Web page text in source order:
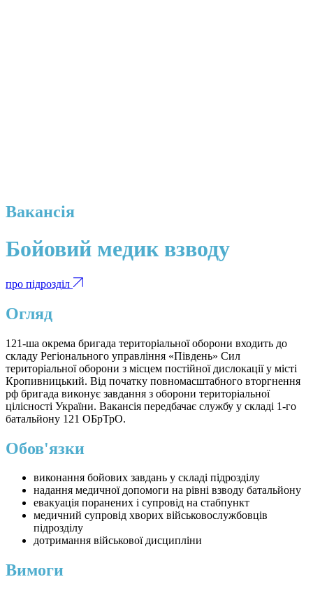
Вакансія
Бойовий медик взводу
про підрозділ
Огляд
121-ша окрема бригада територіальної оборони входить до
складу Регіонального управління «Південь» Сил
територіальної оборони з місцем постійної дислокації у місті
Кропивницький. Від початку повномасштабного вторгнення
рф бригада виконує завдання з оборони територіальної
цілісності України. Вакансія передбачає службу у складі 1-го
батальйону 121 ОБрТрО.
Обов'язки
виконання бойових завдань у складі підрозділу
надання медичної допомоги на рівні взводу батальйону
евакуація поранених і супровід на стабпункт
медичний супровід хворих військовослужбовців
підрозділу
дотримання військової дисципліни
Вимоги